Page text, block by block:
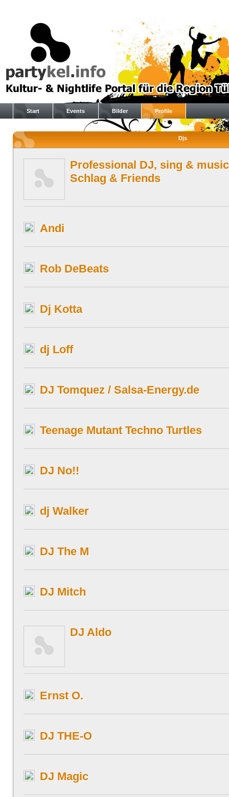
Start Events Bilder Profile
Djs
Professional DJ, sing &
Schlag & Friends
Andi
Rob DeBeats
Dj Kotta
dj Loff
DJ Tomquez / Salsa-Energy.de
Teenage Mutant Techno Turtles
DJ No!!
dj Walker
DJ The M
DJ Mitch
DJ Aldo
Ernst O.
DJ THE-O
DJ Magic